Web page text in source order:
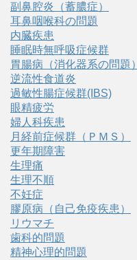
副鼻腔炎（蓄膿症）
耳鼻咽喉科の問題
内臓疾患
睡眠時無呼吸症候群
胃腸病（消化器系の問題）
逆流性食道炎
過敏性腸症候群(IBS)
眼精疲労
婦人科疾患
月経前症候群（ＰＭＳ）
更年期障害
生理痛
生理不順
不妊症
膠原病（自己免疫疾患）
リウマチ
歯科的問題
精神心理的問題